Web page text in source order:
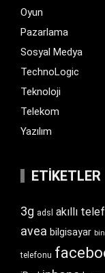
Oyun
Pazarlama
Sosyal Medya
TechnoLogic
Teknoloji
Telekom
Yazılım
ETIKETLER
3g adsl akıllı
avea bilgisayar
telefonu